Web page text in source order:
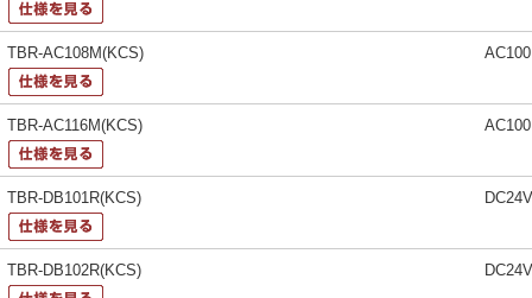
TBR-AC108M(KCS)
TBR-AC116M(KCS)
TBR-DB101R(KCS)
TBR-DB102R(KCS)